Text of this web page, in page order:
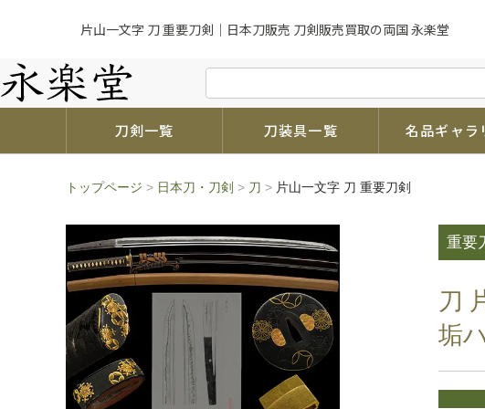
片山一文字 刀 重要刀剣｜日本刀販売 刀剣販売買取の両国 永楽堂
刀剣一覧 刀装具一覧 名品ギャラ
トップページ > 日本刀・刀剣 > 刀 > 片山一文字 刀 重要刀剣
重要
刀
垢